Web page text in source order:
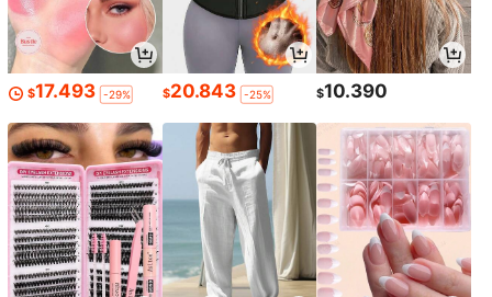
$17.493 -29% $20.843 -25% $10.390